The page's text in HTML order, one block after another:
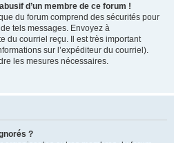
d’un membre de ce forum !
du forum comprend des sécurités pour
tels messages. Envoyez à
du courriel reçu. Il est très important
sur l’expéditeur du courriel).
les mesures nécessaires.
?